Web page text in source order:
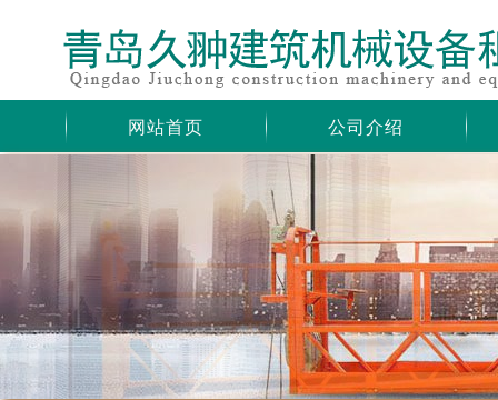
网站首页 公司介绍